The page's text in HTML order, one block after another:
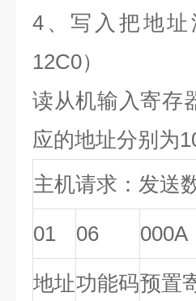
4、写入把地址
12C0）
读从机输入寄存
应的地址分别为
主机请求：发送
01 06 000A
地址功能码预置